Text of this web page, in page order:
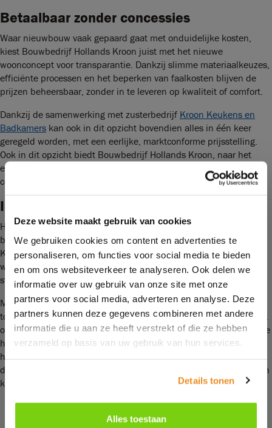
Deze website maakt gebruik van cookies
We gebruiken cookies om content en advertenties te
personaliseren, om functies voor social media te bieden
en om ons websiteverkeer te analyseren. Ook delen we
informatie over uw gebruik van onze site met onze
partners voor social media, adverteren en analyse. Deze
partners kunnen deze gegevens combineren met andere
informatie die u aan ze heeft verstrekt of die ze hebben
verzameld op basis van uw gebruik van hun services.
Details tonen
Alles toestaan
Betaalbaar zonder concessies
Waar nieuwbouw vaak gepaard gaat met onduidelijke kosten,
kiest Bouwbedrijf Hollands Kroon juist met het nieuwe
woonconcept voor transparantie. Dankzij slimme materiaalkeuzes,
efficiënte processen en het beperken van faalkosten blijven de
prijzen beheersbaar, zonder in te leveren op kwaliteit of comfort.
Dankzij de samenwerking met zusterbedrijf Kroon Keukens en
Badkamers kan ook in dit opzicht bovendien alles in één keer
geregeld worden, met een eerlijke, marktconforme prijsstelling.
Ook in dit opzicht biedt Bouwbedrijf Hollands Kroon, naar het
eigen Noordkop-DNA, de transparantie die het bedrijf in alle
communicatievormen hanteert.
Inspelen op de woonvraag in de regio
Het nieuwe woonconcept sluit bovendien aan op de groeiende
behoefte aan betaalbare woningen in de gemeente Hollands
Kroon en omgeving. In de regio wordt volop gewerkt aan nieuwe
woningbouwprojecten om tegemoet te komen aan de vraag van
starters, gezinnen en senioren.
Met de innovatie hoopt Bouwbedrijf Hollands Kroon nieuwbouw
toegankelijker te maken voor een brede doelgroep. Of het nu gaat
om een jonge familie die voor het eerst bouwt, of doorstromers die
hun ideale woning willen realiseren: het uitgangspunt blijft
hetzelfde. Dit credo luidt snel, duurzaam en zorgeloos wonen
dankzij de drietrapsraket van de juiste vakkennis, veel ervaring en
korte communicatielijnen.